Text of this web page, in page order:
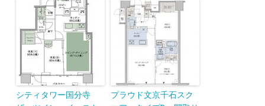
シティタワー国分寺
プラウド文京千石スク